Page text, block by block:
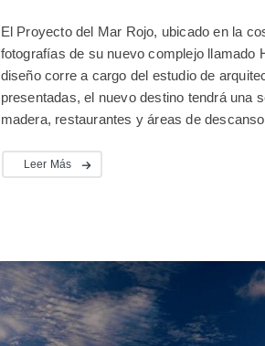
El Proyecto del Mar Rojo, ubicado en la
fotografías de su nuevo complejo llamado
diseño corre a cargo del estudio de
presentadas, el nuevo destino tendrá una
madera, restaurantes y áreas de
Leer Más